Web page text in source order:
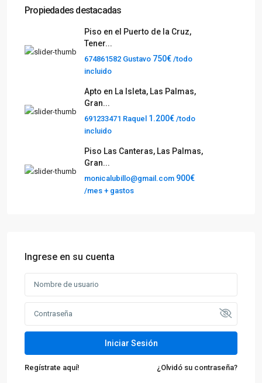
Propiedades destacadas
Piso en el Puerto de la Cruz,
Tener...
674861582 Gustavo 750€ /todo
incluido
Apto en La Isleta, Las Palmas,
Gran...
691233471 Raquel 1.200€ /todo
incluido
Piso Las Canteras, Las Palmas,
Gran...
monicalubillo@gmail.com 900€
/mes + gastos
Ingrese en su cuenta
Iniciar Sesión
Regístrate aquí! ¿Olvidó su contraseña?